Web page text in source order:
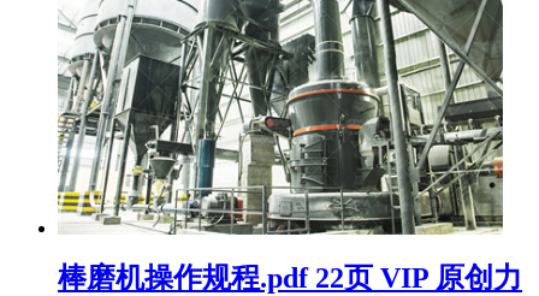
棒磨机操作规程.pdf 22页 VIP 原创力